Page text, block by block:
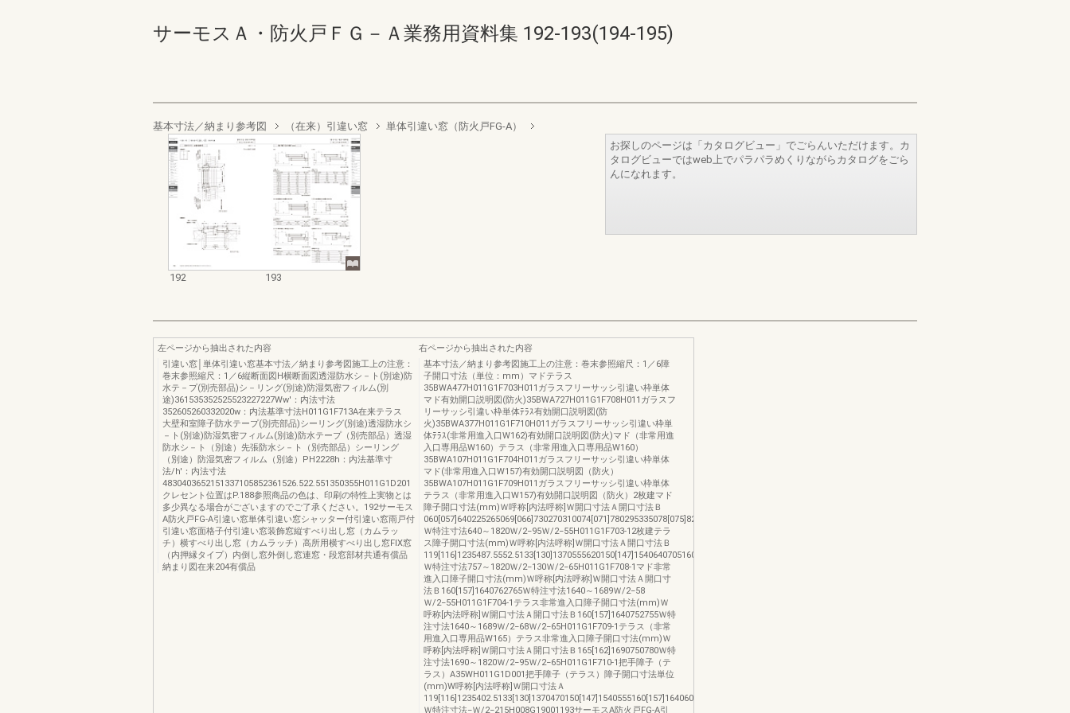
サーモスＡ・防火戸ＦＧ－Ａ業務用資料集 192-193(194-195)
基本寸法／納まり参考図 （在来）引違い窓 単体引違い窓（防火戸FG-A）
192 193
お探しのページは「カタログビュー」でごらんいただけます。カ
タログビューではweb上でパラパラめくりながらカタログをごら
んになれます。
左ページから抽出された内容
引違い窓│単体引違い窓基本寸法／納まり参考図施工上の注意：
巻末参照縮尺：1／6縦断面図H横断面図透湿防水シ－ト(別途)防
水テ－プ(別売部品)シ－リング(別途)防湿気密フィルム(別
途)361535352525523227227Ww'：内法寸法
352605260332020w：内法基準寸法H011G1F713A在来テラス
大壁和室障子防水テープ(別売部品)シーリング(別途)透湿防水シ
－ト(別途)防湿気密フィルム(別途)防水テープ（別売部品）透湿
防水シ－ト（別途）先張防水シ－ト（別売部品）シーリング
（別途）防湿気密フィルム（別途）PH2228h：内法基準寸
法/h'：内法寸法
4830403652151337105852361526.522.551350355H011G1D201
クレセント位置はP.188参照商品の色は、印刷の特性上実物とは
多少異なる場合がございますのでご了承ください。192サーモス
A防火戸FG-A引違い窓単体引違い窓シャッター付引違い窓雨戸付
引違い窓面格子付引違い窓装飾窓縦すべり出し窓（カムラッ
チ）横すべり出し窓（カムラッチ）高所用横すべり出し窓FIX窓
（内押縁タイプ）内倒し窓外倒し窓連窓・段窓部材共通有償品
納まり図在来204有償品
右ページから抽出された内容
基本寸法／納まり参考図施工上の注意：巻末参照縮尺：1／6障
子開口寸法（単位：mm）マドテラス
35BWA477H011G1F703H011ガラスフリーサッシ引違い枠単体
マド有効開口説明図(防火)35BWA727H011G1F708H011ガラスフ
リーサッシ引違い枠単体ﾃﾗｽ有効開口説明図(防
火)35BWA377H011G1F710H011ガラスフリーサッシ引違い枠単
体ﾃﾗｽ(非常用進入口W162)有効開口説明図(防火)マド（非常用進
入口専用品W160）テラス（非常用進入口専用品W160）
35BWA107H011G1F704H011ガラスフリーサッシ引違い枠単体
マド(非常用進入口W157)有効開口説明図（防火）
35BWA107H011G1F709H011ガラスフリーサッシ引違い枠単体
テラス（非常用進入口W157)有効開口説明図（防火）2枚建マド
障子開口寸法(mm)Ｗ呼称[内法呼称]Ｗ開口寸法Ａ開口寸法Ｂ
Ｗ特注寸法640～1820Ｗ/2−95Ｗ/2−55H011G1F703-12枚建テラ
ス障子開口寸法(mm)Ｗ呼称[内法呼称]Ｗ開口寸法Ａ開口寸法Ｂ
119[116]1235487.5552.5133[130]1370555620150[147]1540640705160[157]1640690755165[162]1690715780174[171]1780760825
Ｗ特注寸法757～1820Ｗ/2−130Ｗ/2−65H011G1F708-1マド非常
進入口障子開口寸法(mm)Ｗ呼称[内法呼称]Ｗ開口寸法Ａ開口寸
法Ｂ160[157]1640762765Ｗ特注寸法1640～1689Ｗ/2−58
Ｗ/2−55H011G1F704-1テラス非常進入口障子開口寸法(mm)Ｗ
呼称[内法呼称]Ｗ開口寸法Ａ開口寸法Ｂ160[157]1640752755Ｗ特
注寸法1640～1689Ｗ/2−68Ｗ/2−65H011G1F709-1テラス（非常
用進入口専用品W165）テラス非常進入口障子開口寸法(mm)Ｗ
呼称[内法呼称]Ｗ開口寸法Ａ開口寸法Ｂ165[162]1690750780Ｗ特
注寸法1690～1820Ｗ/2−95Ｗ/2−65H011G1F710-1把手障子（テ
ラス）A35WH011G1D001把手障子（テラス）障子開口寸法単位
(mm)W呼称[内法呼称]Ｗ開口寸法Ａ
119[116]1235402.5133[130]1370470150[147]1540555160[157]1640605165[162]1690630174[171]1780675
Ｗ特注寸法−Ｗ/2−215H008G19001193サーモスA防火戸FG-A引